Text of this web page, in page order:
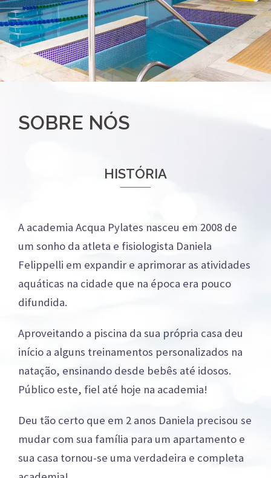
SOBRE NÓS
HISTÓRIA
A academia Acqua Pylates nasceu em 2008 de
um sonho da atleta e fisiologista Daniela
Felippelli em expandir e aprimorar as atividades
aquáticas na cidade que na época era pouco
difundida.
Aproveitando a piscina da sua própria casa deu
início a alguns treinamentos personalizados na
natação, ensinando desde bebês até idosos.
Público este, fiel até hoje na academia!
Deu tão certo que em 2 anos Daniela precisou se
mudar com sua família para um apartamento e
sua casa tornou-se uma verdadeira e completa